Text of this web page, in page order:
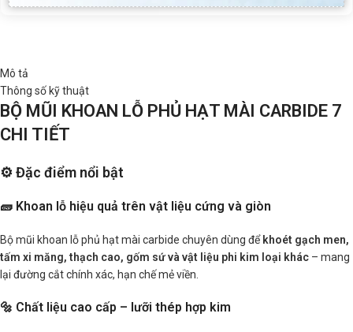
Mô tả
Thông số kỹ thuật
BỘ MŨI KHOAN LỖ PHỦ HẠT MÀI CARBIDE 7
CHI TIẾT
⚙️ Đặc điểm nổi bật
🧱 Khoan lỗ hiệu quả trên vật liệu cứng và giòn
Bộ mũi khoan lỗ phủ hạt mài carbide chuyên dùng để khoét gạch men,
tấm xi măng, thạch cao, gốm sứ và vật liệu phi kim loại khác – mang
lại đường cắt chính xác, hạn chế mẻ viền.
🔩 Chất liệu cao cấp – lưỡi thép hợp kim